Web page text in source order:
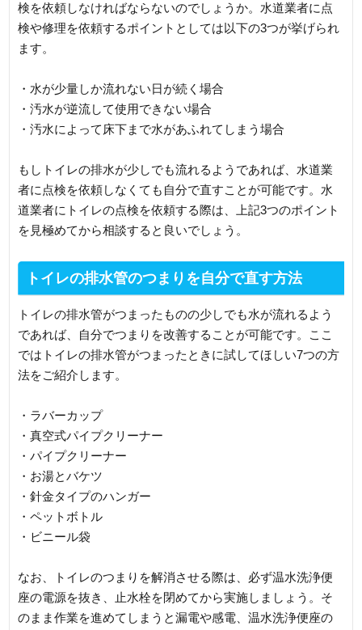
検を依頼しなければならないのでしょうか。水道業者に点
検や修理を依頼するポイントとしては以下の3つが挙げられ
ます。
・水が少量しか流れない日が続く場合
・汚水が逆流して使用できない場合
・汚水によって床下まで水があふれてしまう場合
もしトイレの排水が少しでも流れるようであれば、水道業
者に点検を依頼しなくても自分で直すことが可能です。水
道業者にトイレの点検を依頼する際は、上記3つのポイント
を見極めてから相談すると良いでしょう。
トイレの排水管のつまりを自分で直す方法
トイレの排水管がつまったものの少しでも水が流れるよう
であれば、自分でつまりを改善することが可能です。ここ
ではトイレの排水管がつまったときに試してほしい7つの方
法をご紹介します。
・ラバーカップ
・真空式パイプクリーナー
・パイプクリーナー
・お湯とバケツ
・針金タイプのハンガー
・ペットボトル
・ビニール袋
なお、トイレのつまりを解消させる際は、必ず温水洗浄便
座の電源を抜き、止水栓を閉めてから実施しましょう。そ
のまま作業を進めてしまうと漏電や感電、温水洗浄便座の